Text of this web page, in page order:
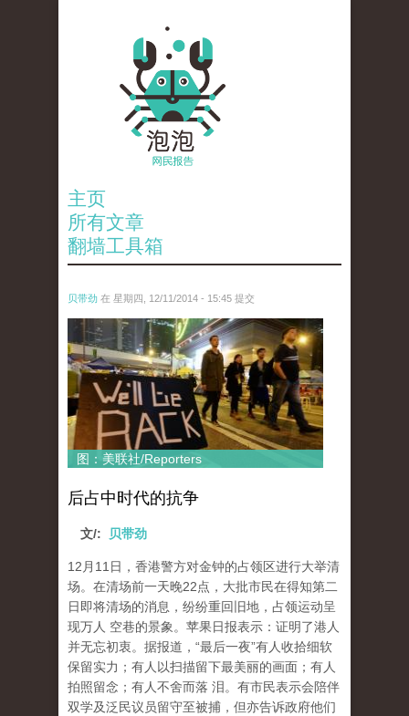
主页
所有文章
翻墙工具箱
贝带劲 在 星期四, 12/11/2014 - 15:45 提交
reporters_18475535.jpg
图：美联社/Reporters
后占中时代的抗争
文/: 贝带劲
12月11日，香港警方对金钟的占领区进行大举清
场。在清场前一天晚22点，大批市民在得知第二
日即将清场的消息，纷纷重回旧地，占领运动呈
现万人 空巷的景象。苹果日报表示：证明了港人
并无忘初衷。据报道，“最后一夜”有人收拾细软
保留实力；有人以扫描留下最美丽的画面；有人
拍照留念；有人不舍而落 泪。有市民表示会陪伴
双学及泛民议员留守至被捕，但亦告诉政府他们